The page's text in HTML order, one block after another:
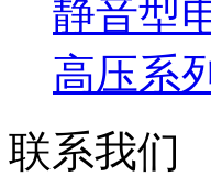
静音型
高压系
联系我们